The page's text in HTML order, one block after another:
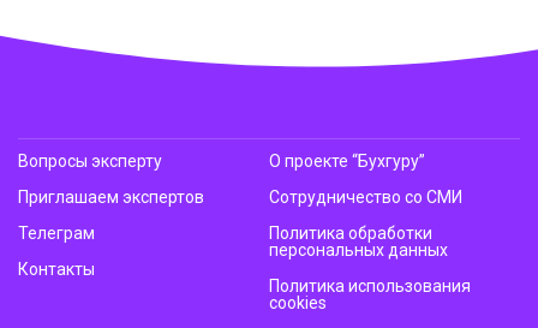
Вопросы эксперту
Приглашаем экспертов
Телеграм
Контакты
О проекте “Бухгуру”
Сотрудничество со СМИ
Политика обработки
персональных данных
Политика использования
cookies